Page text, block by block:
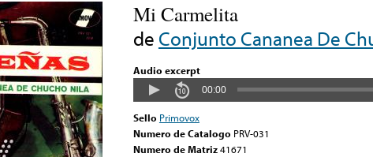
Mi Carmelita
de Conjunto Cananea De
Audio excerpt
00:00
Sello Primovox
Numero de Catalogo PRV-031
Numero de Matriz41671